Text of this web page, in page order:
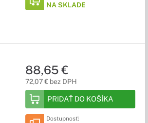
NA SKLADE
88,65 €
72,07 € bez DPH
PRIDAŤ DO KOŠÍKA
Dostupnosť: